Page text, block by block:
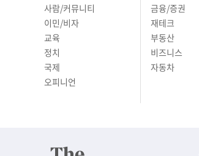
사람/커뮤니티
이민/비자
교육
정치
국제
오피니언
금융/증권
재테크
부동산
비즈니스
자동차